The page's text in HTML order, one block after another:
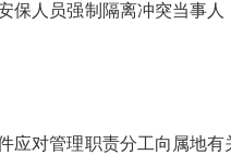
人员强制隔离冲突当事人
对管理职责分工向属地有